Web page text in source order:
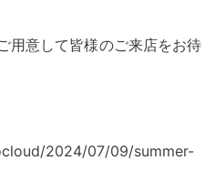
用意して皆様のご来店をお待
2024/07/09/summer-